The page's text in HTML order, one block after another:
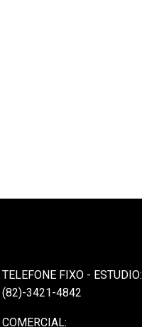
TELEFONE FIXO - ESTUDIO:
(82)-3421-4842
COMERCIAL: